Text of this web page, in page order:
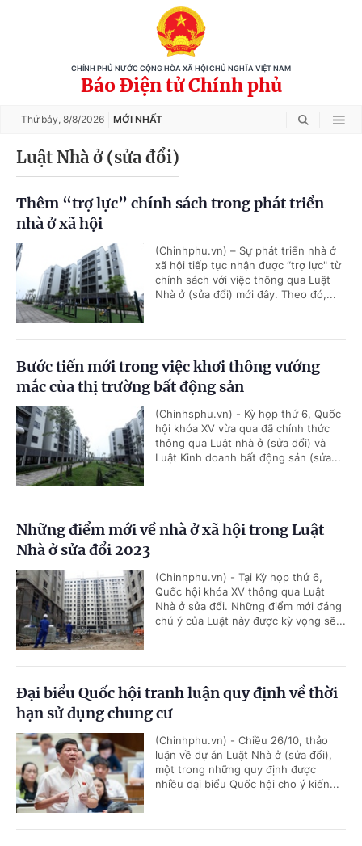
CHÍNH PHỦ NƯỚC CỘNG HÒA XÃ HỘI CHỦ NGHĨA VIỆT NAM
Báo Điện tử Chính phủ
Thứ bảy, 8/8/2026 MỚI NHẤT
Luật Nhà ở (sửa đổi)
Thêm “trợ lực” chính sách trong phát triển
nhà ở xã hội
(Chinhphu.vn) – Sự phát triển nhà ở
xã hội tiếp tục nhận được “trợ lực" từ
chính sách với việc thông qua Luật
Nhà ở (sửa đổi) mới đây. Theo đó,...
Bước tiến mới trong việc khơi thông vướng
mắc của thị trường bất động sản
(Chinhsphu.vn) - Kỳ họp thứ 6, Quốc
hội khóa XV vừa qua đã chính thức
thông qua Luật nhà ở (sửa đổi) và
Luật Kinh doanh bất động sản (sửa...
Những điểm mới về nhà ở xã hội trong Luật
Nhà ở sửa đổi 2023
(Chinhphu.vn) - Tại Kỳ họp thứ 6,
Quốc hội khóa XV thông qua Luật
Nhà ở sửa đổi. Những điểm mới đáng
chú ý của Luật này được kỳ vọng sẽ...
Đại biểu Quốc hội tranh luận quy định về thời
hạn sử dụng chung cư
(Chinhphu.vn) - Chiều 26/10, thảo
luận về dự án Luật Nhà ở (sửa đổi),
một trong những quy định được
nhiều đại biểu Quốc hội cho ý kiến...